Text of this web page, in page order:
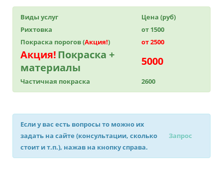
Виды услуг
Цена (руб)
Рихтовка
от 1500
Покраска порогов (Акция!) от 2500
Акция!Покраска +
материалы
5000
Частичная покраска 2600
Если у вас есть вопросы то можно их
задать на сайте (консультации, сколько
стоит и т.п.), нажав на кнопку справа.
Запрос